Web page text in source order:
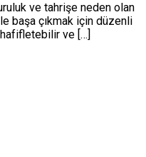
ve tahrişe neden olan
başa çıkmak için düzenli
ve […]